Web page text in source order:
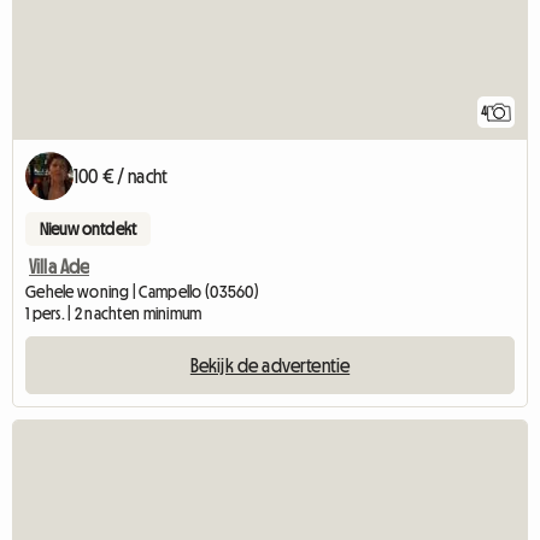
4
100 € / nacht
Nieuw ontdekt
Villa Ade
Gehele woning | Campello (03560)
1 pers. | 2 nachten minimum
Bekijk de advertentie